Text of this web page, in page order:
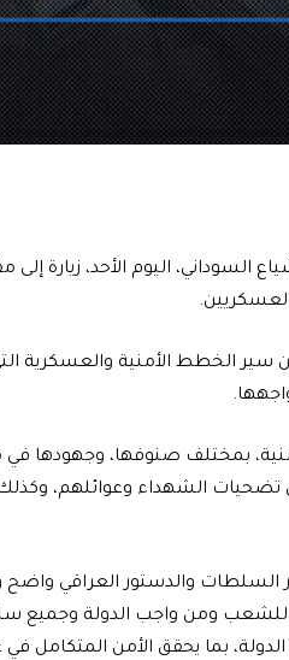
اليوم الأحد، زيارة
العسكريين.
الخطط الأمنية والعسكرية
بمختلف صنوفها، وجهودها في
تضحيات الشهداء وعوائلهم،
السلطات والدستور العراقي واضح
للشعب ومن واجب الدولة وجميع
بما يحقق الأمن المتكامل